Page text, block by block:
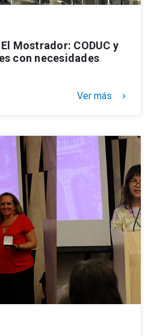
Mostrador: CODUC y
con necesidades
Ver más keyboard_arrow_right